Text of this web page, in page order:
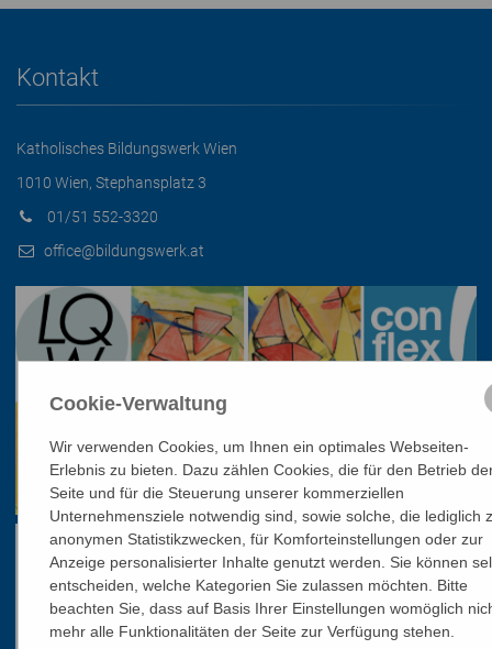
Kontakt
Katholisches Bildungswerk Wien
1010 Wien, Stephansplatz 3
01/51 552-3320
office@bildungswerk.at
Cookie-Verwaltung
Wir verwenden Cookies, um Ihnen ein optimales Webseiten-
Erlebnis zu bieten. Dazu zählen Cookies, die für den Betrieb
Seite und für die Steuerung unserer kommerziellen
Unternehmensziele notwendig sind, sowie solche, die lediglich
anonymen Statistikzwecken, für Komforteinstellungen oder zur
Anzeige personalisierter Inhalte genutzt werden. Sie können
entscheiden, welche Kategorien Sie zulassen möchten. Bitte
beachten Sie, dass auf Basis Ihrer Einstellungen womöglich
mehr alle Funktionalitäten der Seite zur Verfügung stehen.